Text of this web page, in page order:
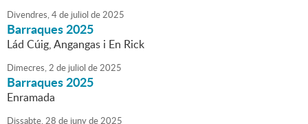
Divendres,4de juliol de2025
Barraques 2025
Lád Cúig, Angangas i En Rick
Dimecres,2 de juliol de2025
Barraques 2025
Enramada
Dissabte,28 de junyde2025